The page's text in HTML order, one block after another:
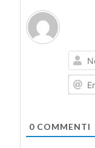
0COMMENTI